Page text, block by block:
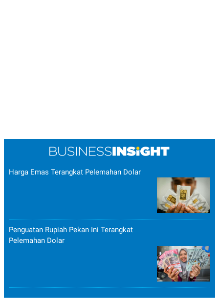
Harga Emas Terangkat Pelemahan Dolar
Penguatan Rupiah Pekan Ini Terangkat
Pelemahan Dolar